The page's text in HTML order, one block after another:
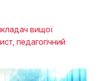
вищої
педагогічний